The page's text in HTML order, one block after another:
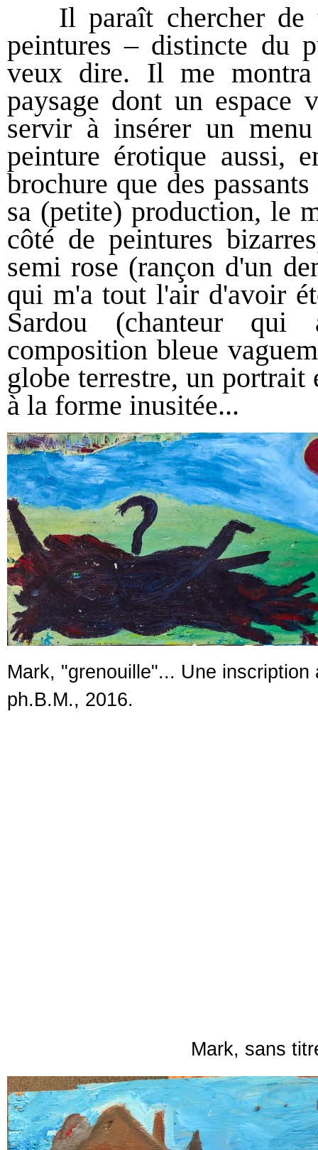
Il paraît chercher de
peintures – distincte du
veux dire. Il me
paysage dont un
servir à insérer un
peinture érotique aussi,
brochure que des
sa (petite) production, le
côté de peintures
semi rose (rançon d'un
qui m'a tout l'air d'avoir
Sardou (chanteur
composition bleue
globe terrestre, un portrait
à la forme inusitée...
Mark, "grenouille"... Une
ph.B.M., 2016.
Mark, sans